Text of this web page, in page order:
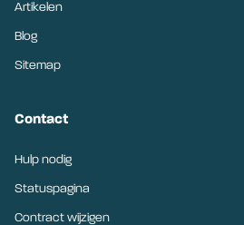
Artikelen
Blog
Sitemap
Contact
Hulp nodig
Statuspagina
Contract wijzigen